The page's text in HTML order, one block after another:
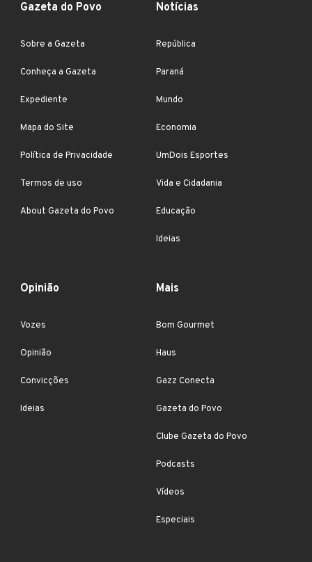
Gazeta do Povo
Sobre a Gazeta
Conheça a Gazeta
Expediente
Mapa do Site
Política de Privacidade
Termos de uso
About Gazeta do Povo
Notícias
República
Paraná
Mundo
Economia
UmDois Esportes
Vida e Cidadania
Educação
Ideias
Opinião
Vozes
Opinião
Convicções
Ideias
Mais
Bom Gourmet
Haus
Gazz Conecta
Gazeta do Povo
Clube Gazeta do Povo
Podcasts
Vídeos
Especiais